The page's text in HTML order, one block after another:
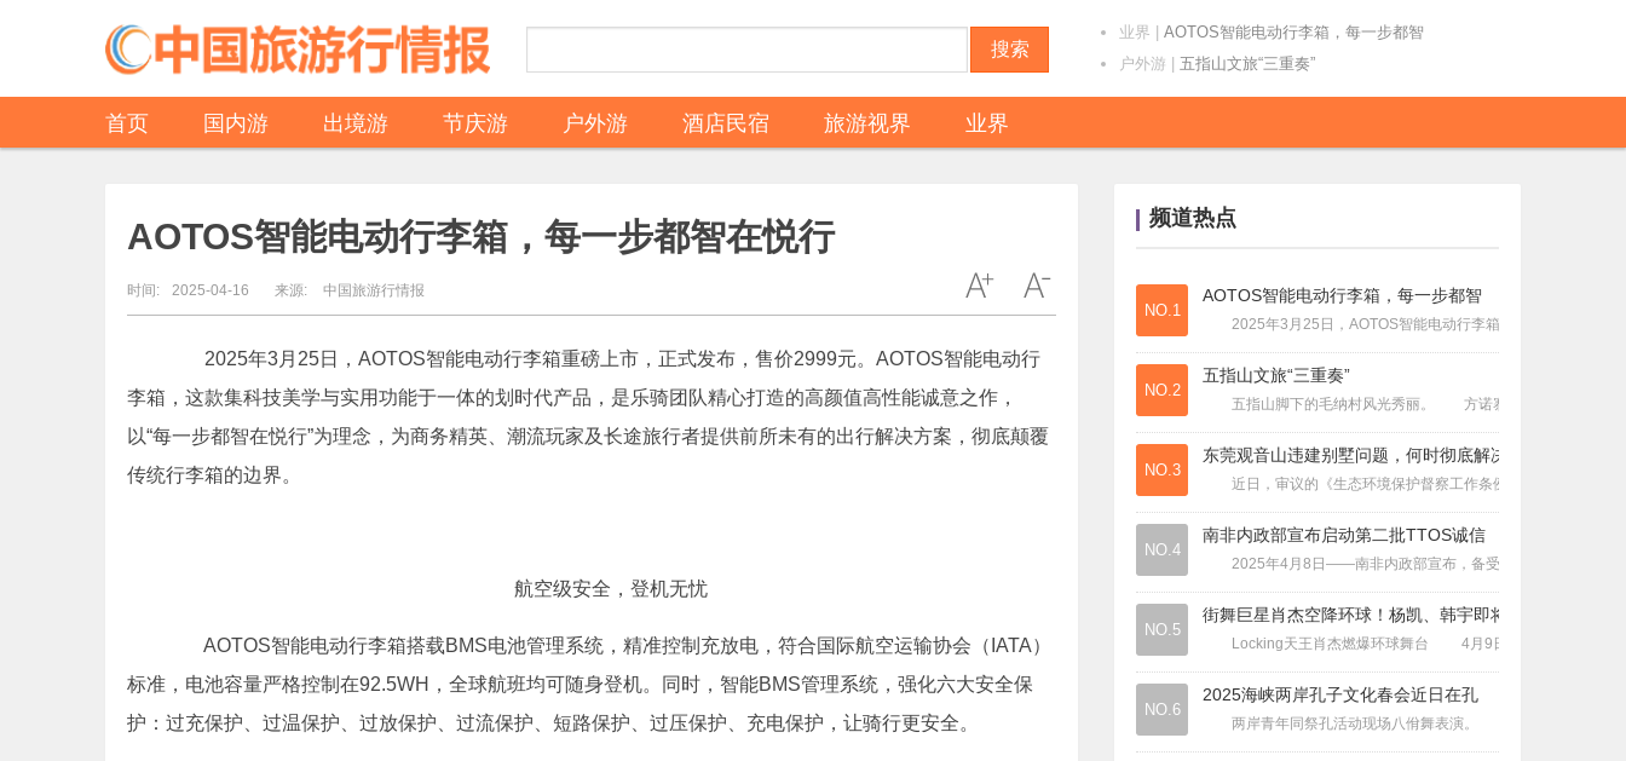
搜索
业界
AOTOS智能电动行李箱，每一步都智
户外游
五指山文旅“三重奏”
旅游视界|东莞观音山违建别墅问题，何时彻底解决
户外游|元代画家王蒙的《谷口春耕图》代表
旅游视界|
为都市生活注入无限生命力 上海时装周
旅游视界
第二届“观音山论剑”呼吁落实“民营企
孔子故里：古树“活化石”变身旅游“金
户外游
热门春游目的地藏在这里
国内游|龙虎山第六届花朝盛典盛大启幕 “龙
酒店民宿
洲际酒店集团2025年大中华区开业亮
2025年黄埔“波罗诞”千年庙会在南
天台华顶：千年杜鹃沐雪披银装
业界|河南许昌将建设3个机场？官方回应了
国内游|王毅：中国迄今已经对38个国家单方面
首页 国内游 出境游 节庆游 户外游 酒店民宿 旅游视界 业界
AOTOS智能电动行李箱，每一步都智在悦行
时间: 2025-04-16 来源: 中国旅游行情报
2025年3月25日，AOTOS智能电动行李箱重磅上市，正式发布，售价2999元。AOTOS智能电动行
李箱，这款集科技美学与实用功能于一体的划时代产品，是乐骑团队精心打造的高颜值高性能诚意之作，
以“每一步都智在悦行”为理念，为商务精英、潮流玩家及长途旅行者提供前所未有的出行解决方案，彻底颠覆
传统行李箱的边界。
航空级安全，登机无忧
AOTOS智能电动行李箱搭载BMS电池管理系统，精准控制充放电，符合国际航空运输协会（IATA）
标准，电池容量严格控制在92.5WH，全球航班均可随身登机。同时，智能BMS管理系统，强化六大安全保
护：过充保护、过温保护、过放保护、过流保护、短路保护、过压保护、充电保护，让骑行更安全。
频道热点
NO.1
AOTOS智能电动行李箱，每一步都智
2025年3月25日，AOTOS智能电动行李箱重磅上市，正式发布
NO.2
五指山文旅“三重奏”
五指山脚下的毛纳村风光秀丽。 方诺寨苗妹湖绿意盎然。
NO.3
东莞观音山违建别墅问题，何时彻底解决
近日，审议的《生态环境保护督察工作条例》被频频热议，文
NO.4
南非内政部宣布启动第二批TTOS诚信
2025年4月8日——南非内政部宣布，备受赞誉的“诚信旅行社
NO.5
街舞巨星肖杰空降环球！杨凯、韩宇即将
Locking天王肖杰燃爆环球舞台 4月9日，世界街舞冠军、KOD
NO.6
2025海峡两岸孔子文化春会近日在孔
两岸青年同祭孔活动现场八佾舞表演。 2025海峡两岸孔子文